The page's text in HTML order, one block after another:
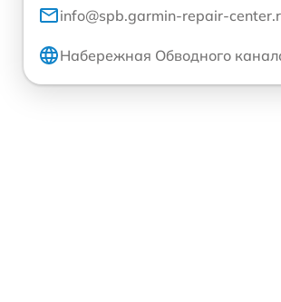
info@spb.garmin-repair-
Набережная Обводного